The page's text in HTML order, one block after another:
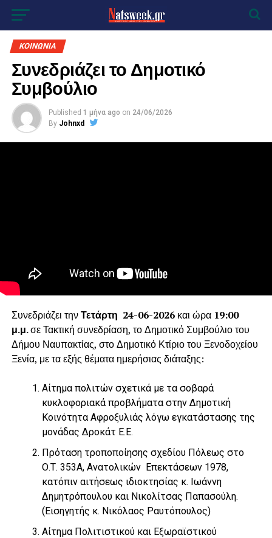
ΚΟΙΝΩΝΙΑ
Συνεδριάζει το Δημοτικό
Συμβούλιο
Published 1 μήνα ago on 24/06/2026
By Johnxd
Συνεδριάζει τηνΤετάρτη 24-06-2026 και ώρα19:00
μ.μ.σε Τακτική συνεδρίαση, το Δημοτικό Συμβούλιο του
Δήμου Ναυπακτίας, στο Δημοτικό Κτίριο του Ξενοδοχείου
Ξενία, με τα εξής θέματα ημερήσιας διάταξης:
Αίτημα πολιτών σχετικά με τα σοβαρά
κυκλοφοριακά προβλήματα στην Δημοτική
Κοινότητα Αφροξυλιάς λόγω εγκατάστασης της
μονάδας Δροκάτ Ε.Ε.
Πρόταση τροποποίησης σχεδίου Πόλεως στο
Ο.Τ. 353A, Ανατολικών Επεκτάσεων 1978,
κατόπιν αιτήσεως ιδιοκτησίας κ. Ιωάννη
Δημητρόπουλου και Νικολίτσας Παπασούλη.
(Εισηγητής κ. Νικόλαος Ραυτόπουλος)
Αίτημα Πολιτιστικού και Εξωραϊστικού